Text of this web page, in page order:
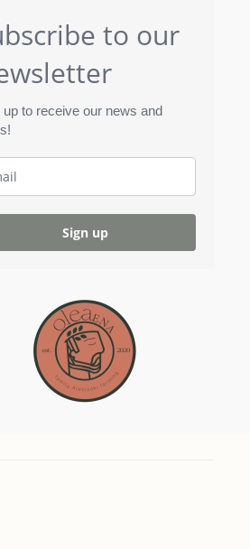
to our
up to receive our news and
Sign up